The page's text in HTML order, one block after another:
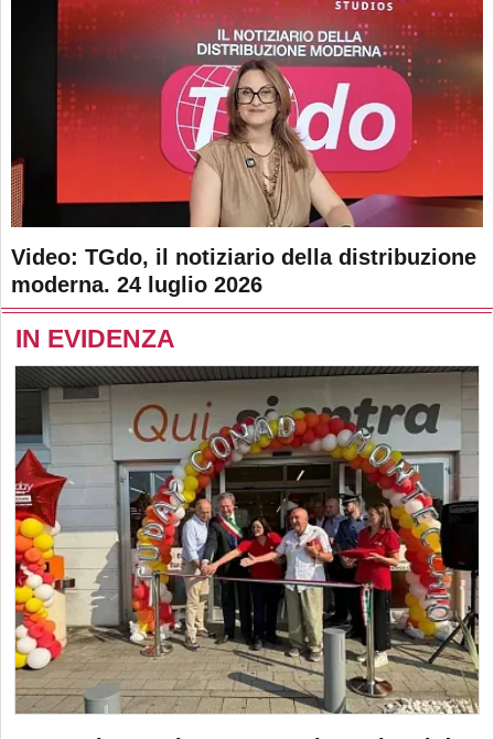
Video: TGdo, il notiziario della distribuzione
moderna. 24 luglio 2026
IN EVIDENZA